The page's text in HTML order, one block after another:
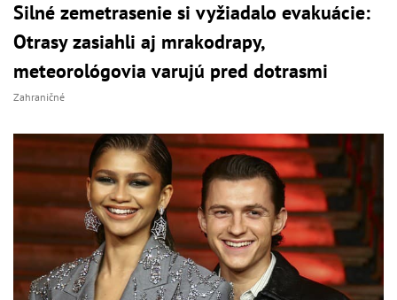
Silné zemetrasenie si vyžiadalo evakuácie:
Otrasy zasiahli aj mrakodrapy,
meteorológovia varujú pred dotrasmi
Zahraničné